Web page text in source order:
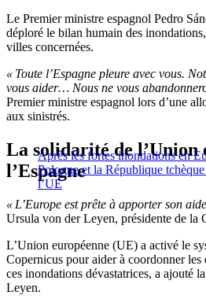
Le Premier ministre espagnol Pedro
déploré le bilan humain des
villes concernées.
« Toute l’Espagne pleure avec vous.
vous aider… Nous ne vous
Premier ministre espagnol lors d’une
aux sinistrés.
Après les fortes inondations en
Pologne et la République
l’UE
La solidarité de l’Union
l’Espagne
« L’Europe est prête à apporter son
Ursula von der Leyen, présidente de la
L’Union européenne (UE) a activé le
Copernicus pour aider à coordonner les
ces inondations dévastatrices, a ajouté
Leyen.